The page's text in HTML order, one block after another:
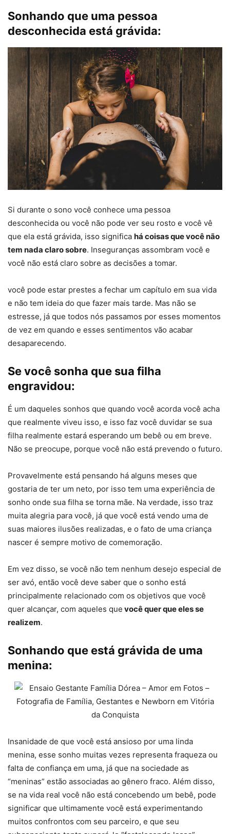
Sonhando que uma pessoa
desconhecida está grávida:
Si durante o sono você conhece uma pessoa
desconhecida ou você não pode ver seu rosto e você vê
que ela está grávida, isso significa há coisas que você não
tem nada claro sobre. Inseguranças assombram você e
você não está claro sobre as decisões a tomar.
você pode estar prestes a fechar um capítulo em sua vida
e não tem ideia do que fazer mais tarde. Mas não se
estresse, já que todos nós passamos por esses momentos
de vez em quando e esses sentimentos vão acabar
desaparecendo.
Se você sonha que sua filha
engravidou:
É um daqueles sonhos que quando você acorda você acha
que realmente viveu isso, e isso faz você duvidar se sua
filha realmente estará esperando um bebê ou em breve.
Não se preocupe, porque você não está prevendo o futuro.
Provavelmente está pensando há alguns meses que
gostaria de ter um neto, por isso tem uma experiência de
sonho onde sua filha se torna mãe. Na verdade, isso traz
muita alegria para você, já que você está vendo uma de
suas maiores ilusões realizadas, e o fato de uma criança
nascer é sempre motivo de comemoração.
Em vez disso, se você não tem nenhum desejo especial de
ser avó, então você deve saber que o sonho está
principalmente relacionado com os objetivos que você
quer alcançar, com aqueles que você quer que eles se
realizem.
Sonhando que está grávida de uma
menina:
Insanidade de que você está ansioso por uma linda
menina, esse sonho muitas vezes representa fraqueza ou
falta de confiança em uma, já que na sociedade as
“meninas” estão associadas ao gênero fraco. Além disso,
se na vida real você não está concebendo um bebê, pode
significar que ultimamente você está experimentando
muitos confrontos com seu parceiro, e que seu